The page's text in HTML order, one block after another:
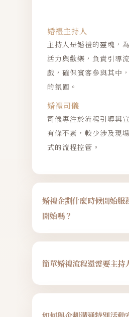
婚禮主持人
主持人是婚禮的靈魂，
活力與歡樂，負責引導
戲，確保賓客參與其中
的氛圍。
婚禮司儀
司儀專注於流程引導與
有條不紊，較少涉及現
式的流程控管。
婚禮企劃什麼時候開始服
開始嗎？
幸福故事館的婚禮企劃
若您希望提早規劃，我
助。
簡單婚禮流程還需要主持
即使流程簡單，專業主